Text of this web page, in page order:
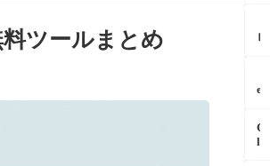
ツールまとめ
分
で
ッ
て
か
の
業
を
ロ
「
テ
キ
e
n
i
C
l